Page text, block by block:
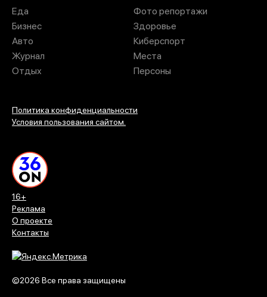
Жительница Лисок Воронежской области обратилась к
горожанам с просьбой помочь установить личность
мужчины, которого она считает причастным к
нападению на нее в собственной квартире.
Соответствующий пост женщина опубликовала в
По ее словам, инцидент произошел в ночь с 3 на 4
августа. Неизвестный мужчина проник в квартиру, когда
пытался ее убить, однако ей удалось выжить.
«Он пришел убивать», – заявила автор публикации,
отметив, что не знакома с мужчиной, по ее мнению,
целью нападения было не ограбление.
полицию. По словам потерпевшей, в день происшествия
электронный замок подъезда не работал, а дверь ее